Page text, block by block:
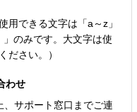
用できる文字は「a～z」
」のみです。大文字は使
ださい。）
わせ
、サポート窓口までご連